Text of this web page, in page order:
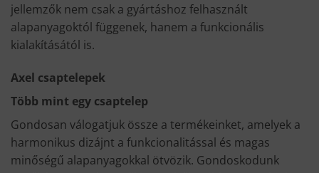
jellemzők nem csak a gyártáshoz felhasznált
alapanyagoktól függenek, hanem a funkcionális
kialakításától is.
Axel csaptelepek
Több mint egy csaptelep
Gondosan válogatjuk össze a termékeinket, amelyek a
harmonikus dizájnt a funkcionalitással és magas
minőségű alapanyagokkal ötvözik. Gondoskodunk